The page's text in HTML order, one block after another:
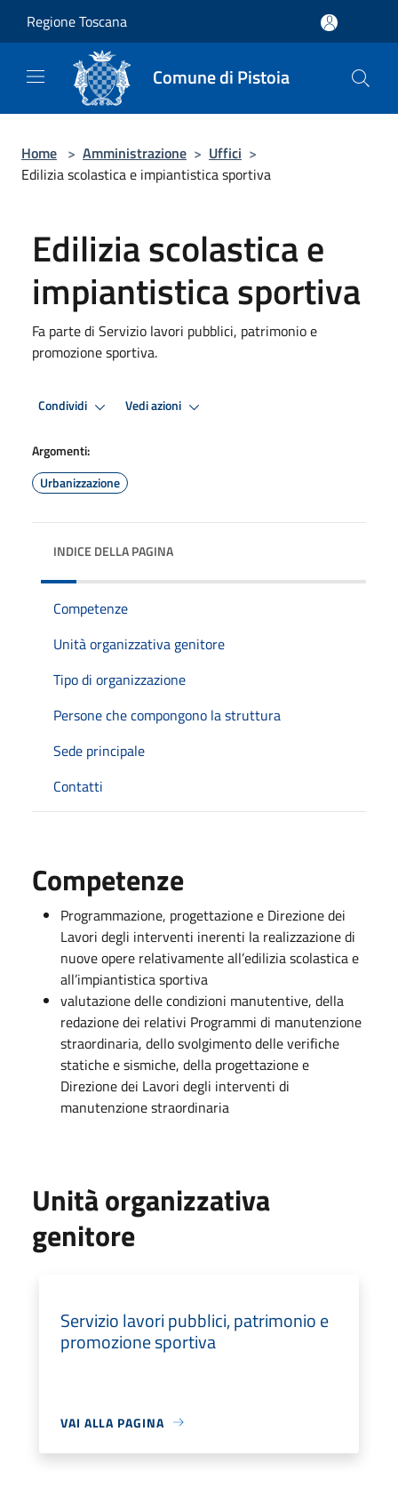
Regione Toscana
Comune di Pistoia
Home > Amministrazione > Uffici >
Edilizia scolastica e impiantistica sportiva
Edilizia scolastica e
impiantistica sportiva
Fa parte di Servizio lavori pubblici, patrimonio e
promozione sportiva.
Condividi Vedi azioni
Argomenti:
Urbanizzazione
INDICE DELLA PAGINA
Competenze
Unità organizzativa genitore
Tipo di organizzazione
Persone che compongono la struttura
Sede principale
Contatti
Competenze
Programmazione, progettazione e Direzione dei
Lavori degli interventi inerenti la realizzazione di
nuove opere relativamente all’edilizia scolastica e
all’impiantistica sportiva
valutazione delle condizioni manutentive, della
redazione dei relativi Programmi di manutenzione
straordinaria, dello svolgimento delle verifiche
statiche e sismiche, della progettazione e
Direzione dei Lavori degli interventi di
manutenzione straordinaria
Unità organizzativa
genitore
Servizio lavori pubblici, patrimonio e
promozione sportiva
VAI ALLA PAGINA